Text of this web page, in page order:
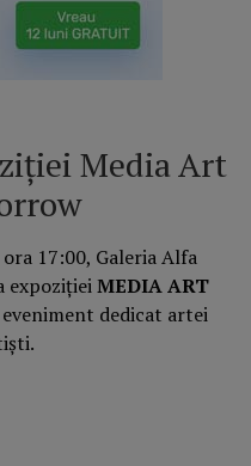
Media Art
ora 17:00, Galeria Alfa
expozițieiMEDIA ART
dedicat artei